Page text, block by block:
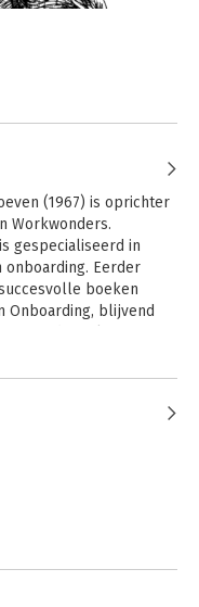
(1967) is oprichter
Workwonders.
gespecialiseerd in
Eerder
boeken
Onboarding, blijvend
KPN, Unilever, Océ en